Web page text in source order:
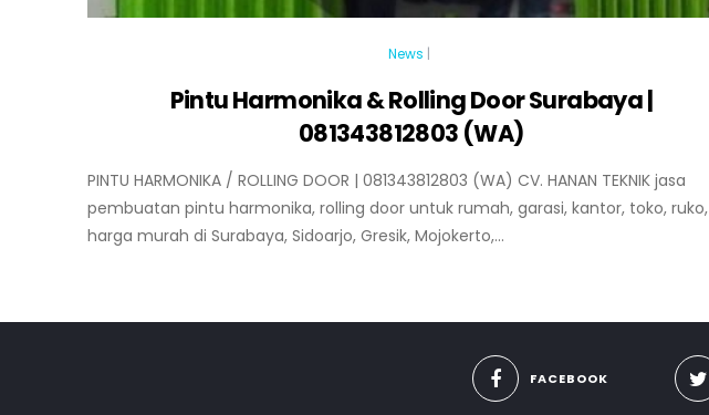
News |
Pintu Harmonika & Rolling Door Surabaya |
081343812803 (WA)
PINTU HARMONIKA / ROLLING DOOR | 081343812803 (WA) CV. HANAN TEKNIK jasa
pembuatan pintu harmonika, rolling door untuk rumah, garasi, kantor, toko, ruko,
harga murah di Surabaya, Sidoarjo, Gresik, Mojokerto,...
FACEBOOK